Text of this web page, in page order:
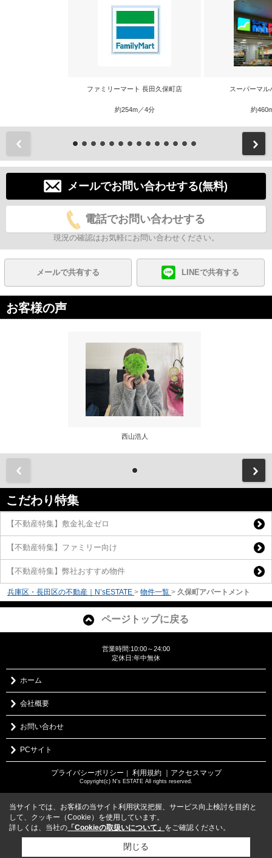
ファミリーマート 長田久保町店
約254m／4分
スーパーマル
約
メールでお問い合わせする(無料)
電話でお問い合わせする
現況の確認はお気軽にお問い合わせください。
メールで共有する LINEで共有する
お客様の声
西山浩人
こだわり特集
【不動産特集】敷金礼金ゼロ
【不動産特集】ファミリー向け
【不動産特集】弊社おすすめ物件
兵庫区・長田区の不動産｜N’sESTATE > 物件一覧 > 久保町アパートメント
ページトップに戻る
営業時間:10:00～24:00
定休日:年中無休
ホーム
会社概要
お問い合わせ
PCサイト
プライバシーポリシー 利用規約 ｜アクセスマップ
Copyright(c) N's ESTATE All rights reserved.
当サイトでは、お客様の当サイト利用状況把握、サービス向上検討を目的と
して、クッキー（Cookie）を使用しています。
詳しくは、当社の 「Cookieの取扱いについて」 をご確認ください。
閉じる